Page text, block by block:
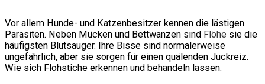
Vor allem Hunde- und Katzenbesitzer kennen die lästigen
Parasiten. Neben Mücken und Bettwanzen sind Flöhe sie die
häufigsten Blutsauger. Ihre Bisse sind normalerweise
ungefährlich, aber sie sorgen für einen quälenden Juckreiz.
Wie sich Flohstiche erkennen und behandeln lassen.